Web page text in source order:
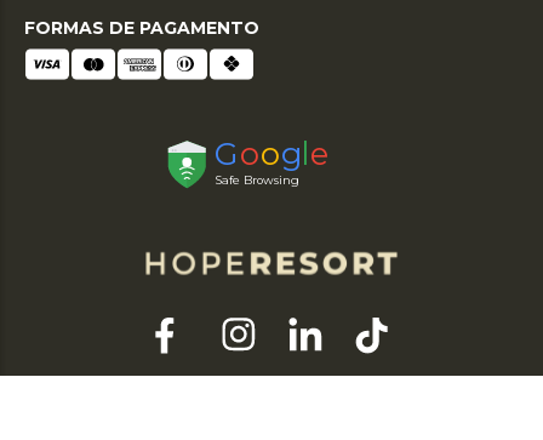
FORMAS DE PAGAMENTO